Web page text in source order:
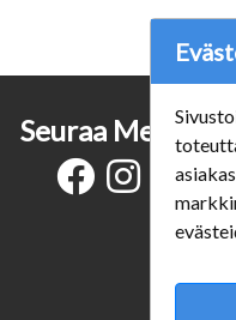
Seuraa Meitä